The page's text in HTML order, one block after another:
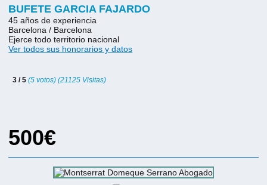
BUFETE GARCIA FAJARDO
45 años de experiencia
Barcelona / Barcelona
Ejerce todo territorio nacional
Ver todos sus honorarios y datos
3 / 5(5 votos) (21125 Visitas)
500€